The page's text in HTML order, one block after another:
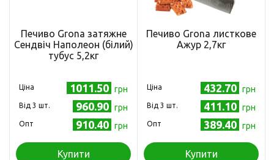
Печиво Grona затяжне
Сендвіч Наполеон (білий)
тубус 5,2кг
Ціна 1011.50 грн
Від 3 шт. 960.90 грн
Опт 910.40 грн
Купити
Печиво Grona листкове
Ажур 2,7кг
Ціна 432.70 грн
Від 3 шт. 411.10 грн
Опт 389.40 грн
Купити